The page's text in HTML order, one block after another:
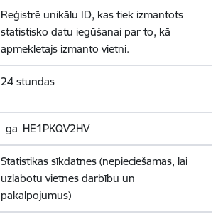
Reģistrē unikālu ID, kas tiek izmantots
statistisko datu iegūšanai par to, kā
apmeklētājs izmanto vietni.
24 stundas
_ga_HE1PKQV2HV
Statistikas sīkdatnes (nepieciešamas, lai
uzlabotu vietnes darbību un
pakalpojumus)